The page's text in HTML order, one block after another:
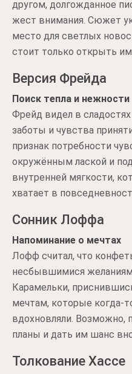
другом, долгожданное
жест внимания. Сюжет
место для светлых
стоит только открыть
Версия Фрейда
Поиск тепла и нежности
Фрейд видел в
заботы и чувства
признак потребности
окружённым лаской и
внутренней мягкости,
хватает в
Сонник Лоффа
Напоминание о мечтах
Лофф считал, что
несбывшимися
Карамельки,
мечтам, которые когда-
вдохновляли. Возможно,
планы и дать им шанс
Толкование Хассе